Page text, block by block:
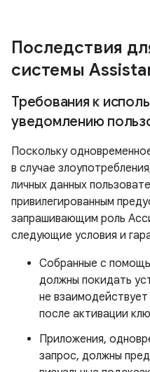
Последствия
системы
Требования к
уведомлению
Поскольку
в случае
личных данных
привилегированным
запрашивающим роль
следующие условия и
Собранные с
должны покидать
не
после активации
Приложения,
запрос, должны